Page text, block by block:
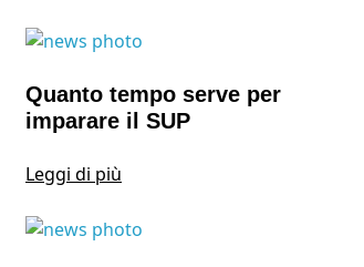
Quanto tempo serve per
imparare il SUP
Leggi di più